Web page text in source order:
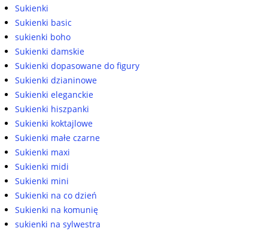
Sukienki
Sukienki basic
sukienki boho
Sukienki damskie
Sukienki dopasowane do figury
Sukienki dzianinowe
Sukienki eleganckie
Sukienki hiszpanki
Sukienki koktajlowe
Sukienki małe czarne
Sukienki maxi
Sukienki midi
Sukienki mini
Sukienki na co dzień
Sukienki na komunię
sukienki na sylwestra